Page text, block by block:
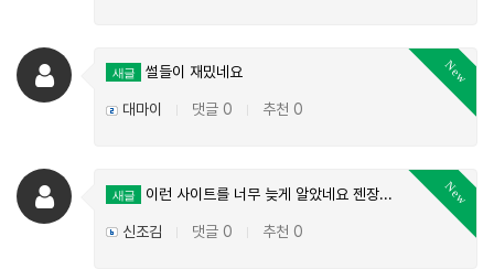
New
새글 썰들이 재밌네요
대마이 댓글 0 추천 0
New
새글 이런 사이트를 너무 늦게 알았네요 젠장...
신조김 댓글 0 추천 0